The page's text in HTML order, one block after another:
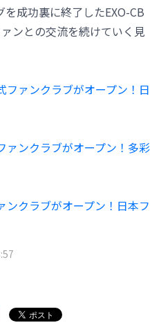
成功裏に終了したEXO-CB
ンとの交流を続けていく見
ファンクラブがオープン！日
ァンクラブがオープン！多彩
ンクラブがオープン！日本フ